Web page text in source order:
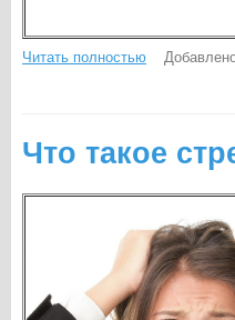
Читать полностью
Что такое